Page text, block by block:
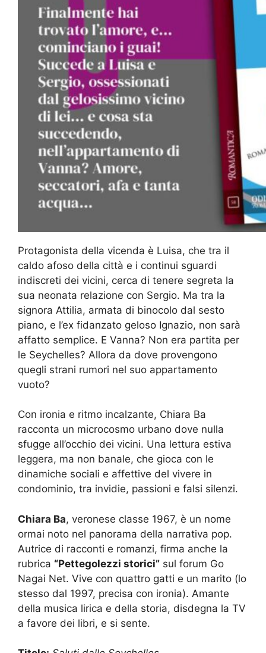
Protagonista della vicenda è Luisa, che tra il
caldo afoso della città e i continui sguardi
indiscreti dei vicini, cerca di tenere segreta la
sua neonata relazione con Sergio. Ma tra la
signora Attilia, armata di binocolo dal sesto
piano, e l’ex fidanzato geloso Ignazio, non sarà
affatto semplice. E Vanna? Non era partita per
le Seychelles? Allora da dove provengono
quegli strani rumori nel suo appartamento
vuoto?
Con ironia e ritmo incalzante, Chiara Ba
racconta un microcosmo urbano dove nulla
sfugge all’occhio dei vicini. Una lettura estiva
leggera, ma non banale, che gioca con le
dinamiche sociali e affettive del vivere in
condominio, tra invidie, passioni e falsi silenzi.
Chiara Ba, veronese classe 1967, è un nome
ormai noto nel panorama della narrativa pop.
Autrice di racconti e romanzi, firma anche la
rubrica “Pettegolezzi storici” sul forum Go
Nagai Net. Vive con quattro gatti e un marito (lo
stesso dal 1997, precisa con ironia). Amante
della musica lirica e della storia, disdegna la TV
a favore dei libri, e si sente.